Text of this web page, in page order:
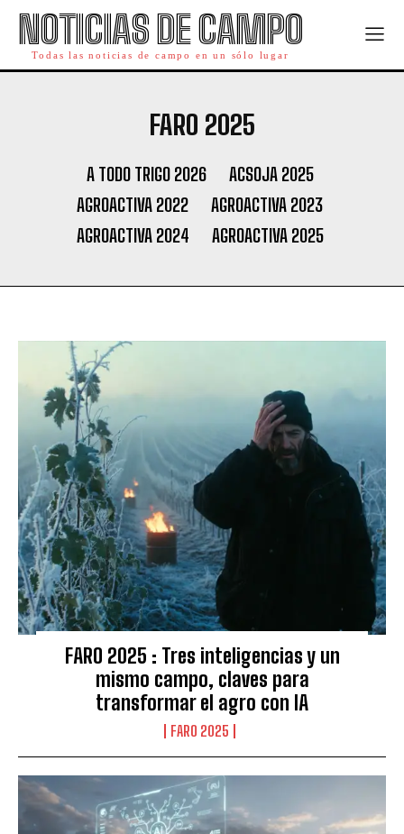
NOTICIAS DE CAMPO
Todas las noticias de campo en un sólo lugar
FARO 2025
A TODO TRIGO 2026
ACSOJA 2025
AGROACTIVA 2022
AGROACTIVA 2023
AGROACTIVA 2024
AGROACTIVA 2025
FARO 2025 : Tres inteligencias y un
mismo campo, claves para
transformar el agro con IA
FARO 2025